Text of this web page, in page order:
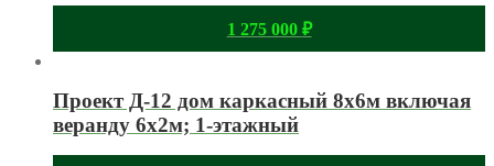
1 275 000 ₽
Проект Д-12 дом каркасный 8х6м включая
веранду 6х2м; 1-этажный